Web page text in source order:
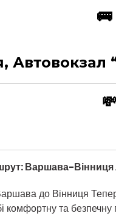
🚌
💸
Варшава-
до Вінниця
комфортну та безпечну